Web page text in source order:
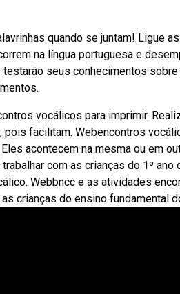
quando se juntam! Ligue
na língua portuguesa e
seus conhecimentos sobre
vocálicos para imprimir.
facilitam. Webencontros
acontecem na mesma ou em
com as crianças do 1º
Webbncc e as atividades
crianças do ensino fundamental